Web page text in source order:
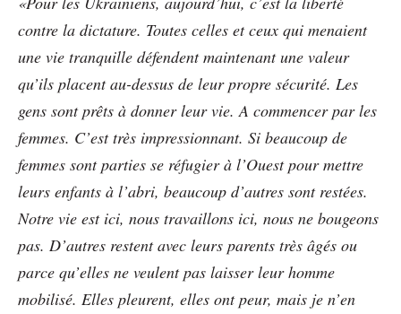
contre la dictature. Toutes celles et ceux qui menaient
une vie tranquille défendent maintenant une valeur
qu’ils placent au-dessus de leur propre sécurité. Les
gens sont prêts à donner leur vie. A commencer par les
femmes. C’est très impressionnant. Si beaucoup de
femmes sont parties se réfugier à l’Ouest pour mettre
leurs enfants à l’abri, beaucoup d’autres sont restées.
Notre vie est ici, nous travaillons ici, nous ne bougeons
pas. D’autres restent avec leurs parents très âgés ou
parce qu’elles ne veulent pas laisser leur homme
mobilisé. Elles pleurent, elles ont peur, mais je n’en